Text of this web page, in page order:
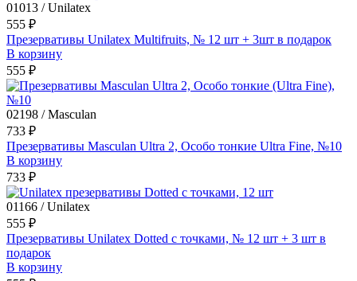
01013 / Unilatex
555 ₽
Презервативы Unilatex Multifruits, № 12 шт + 3шт в подарок
В корзину
555 ₽
02198 / Masculan
733 ₽
Презервативы Masculan Ultra 2, Особо тонкие Ultra Fine, №10
В корзину
733 ₽
01166 / Unilatex
555 ₽
Презервативы Unilatex Dotted с точками, № 12 шт + 3 шт в
подарок
В корзину